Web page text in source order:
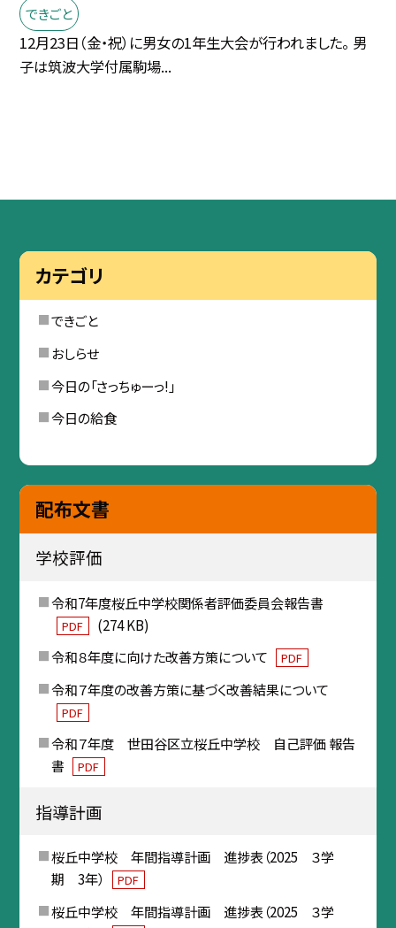
できごと
12月23日（金・祝）に男女の1年生大会が行われました。 男
子は筑波大学付属駒場...
カテゴリ
できごと
おしらせ
今日の「さっちゅーっ!」
今日の給食
配布文書
学校評価
令和7年度桜丘中学校関係者評価委員会報告書
PDF
(274 KB)
令和８年度に向けた改善方策について
PDF
令和７年度の改善方策に基づく改善結果について
PDF
令和７年度 世田谷区立桜丘中学校 自己評価 報告
書
PDF
指導計画
桜丘中学校 年間指導計画 進捗表（2025 ３学
期 3年）
PDF
桜丘中学校 年間指導計画 進捗表（2025 ３学